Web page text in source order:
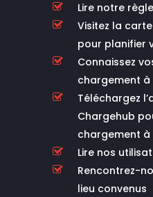
Lire notre
Visitez la
pour planifier
Connaissez
chargement
Téléchargez
Chargehub
chargement
Lire nos
Rencontrez-
lieu convenus